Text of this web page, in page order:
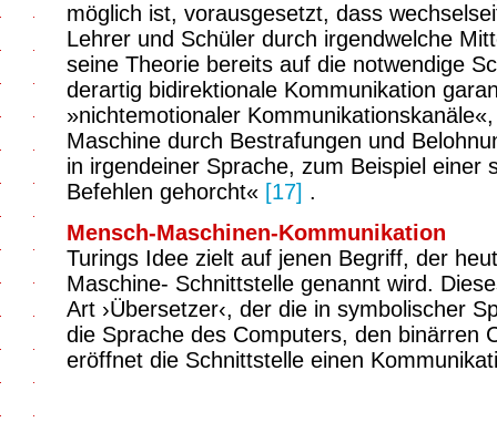
möglich ist, vorausgesetzt, dass
Lehrer und Schüler durch irgendwelche
seine Theorie bereits auf die notwendige
derartig bidirektionale Kommunikation
»nichtemotionaler
Maschine durch Bestrafungen und
in irgendeiner Sprache, zum Beispiel einer
Befehlen gehorcht« [17] .
Mensch-Maschinen-Kommunikation
Turings Idee zielt auf jenen Begriff, der
Maschine- Schnittstelle genannt wird.
Art ›Übersetzer‹, der die in symbolischer
die Sprache des Computers, den binärren
eröffnet die Schnittstelle einen